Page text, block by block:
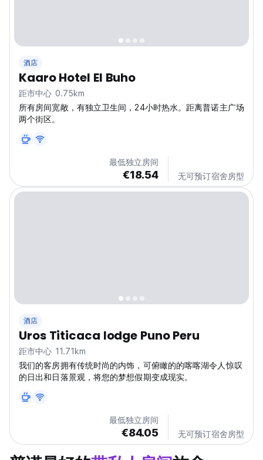
酒店
Kaaro Hotel El Buho
距市中心 0.75km
所有房间宽敞，有独立卫生间，24小时热水。距离普诺主广场
两个街区。
最低独立房间
€18.54 无可预订宿舍房型
酒店
Uros Titicaca lodge Puno Peru
距市中心 11.71km
我们的客房拥有传统时尚的内饰，可俯瞰的的喀喀湖令人惊叹
的日出和日落景观，将您的梦想假期变成现实。
最低独立房间
€84.05 无可预订宿舍房型